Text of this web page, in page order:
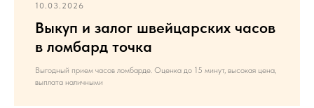
10.03.2026
Выкуп и залог швейцарских часов
в ломбард точка
Выгодный прием часов ломбарде. Оценка до 15 минут, высокая цена,
выплата наличными